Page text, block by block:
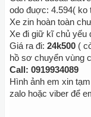
odo đuợc: 4.594( ko
Xe zin hoàn toàn
Xe đi giữ kĩ chủ yếu
Giá ra đi: 24k500 (
hồ sơ chuyển vùng
Call: 0919934089
Hình ảnh em xin
zalo hoặc viber để